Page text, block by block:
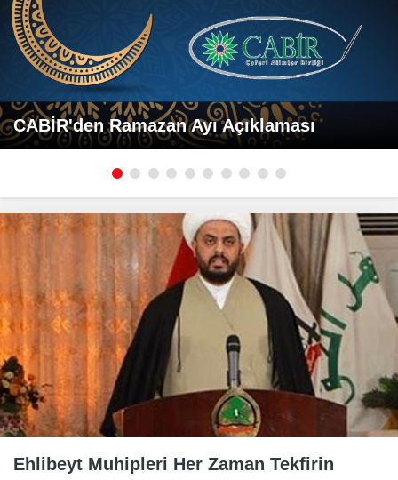
CABİR'den Ramazan Ayı Açıklaması
Ehlibeyt Muhipleri Her Zaman Tekfirin